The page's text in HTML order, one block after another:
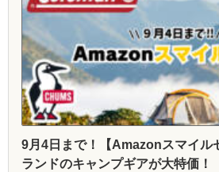
9月4日まで！【Amazonスマイル
ランドのキャンプギアが大特価！